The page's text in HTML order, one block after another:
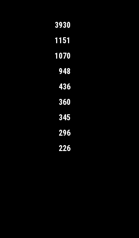
3930
1151
1070
948
436
360
345
296
226